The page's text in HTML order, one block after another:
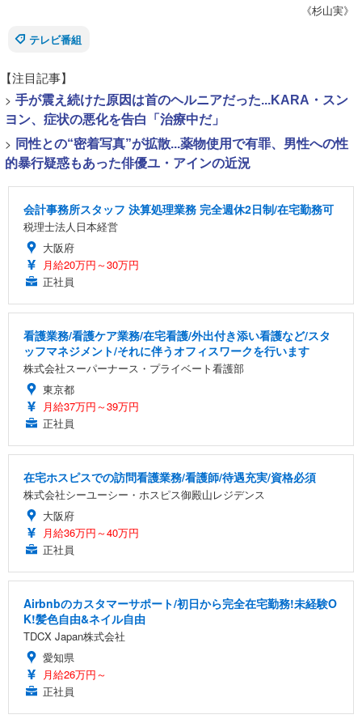
《杉山実》
テレビ番組
【注目記事】
> 手が震え続けた原因は首のヘルニアだった...KARA・スン
ヨン、症状の悪化を告白「治療中だ」
> 同性との“密着写真”が拡散...薬物使用で有罪、男性への性
的暴行疑惑もあった俳優ユ・アインの近況
会計事務所スタッフ 決算処理業務 完全週休2日制/在宅勤務可
税理士法人日本経営
大阪府
月給20万円～30万円
正社員
看護業務/看護ケア業務/在宅看護/外出付き添い看護など/スタ
ッフマネジメント/それに伴うオフィスワークを行います
株式会社スーパーナース・プライベート看護部
東京都
月給37万円～39万円
正社員
在宅ホスピスでの訪問看護業務/看護師/待遇充実/資格必須
株式会社シーユーシー・ホスピス御殿山レジデンス
大阪府
月給36万円～40万円
正社員
Airbnbのカスタマーサポート/初日から完全在宅勤務!未経験O
K!髪色自由&ネイル自由
TDCX Japan株式会社
愛知県
月給26万円～
正社員